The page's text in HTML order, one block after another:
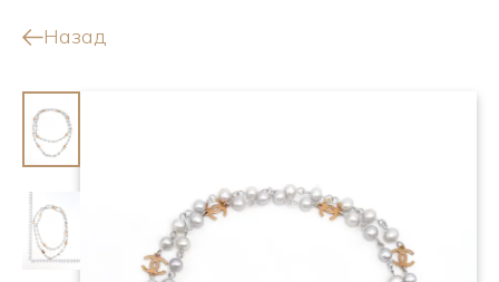
Назад